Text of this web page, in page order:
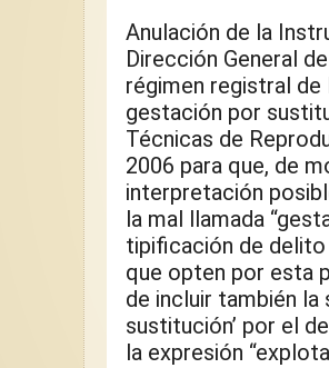
Anulación de la
Dirección General
régimen registral
gestación por
Técnicas de
2006 para que, de
interpretación
la mal llamada
tipificación de delito
que opten por esta
de incluir también
sustitución’ por el
la expresión